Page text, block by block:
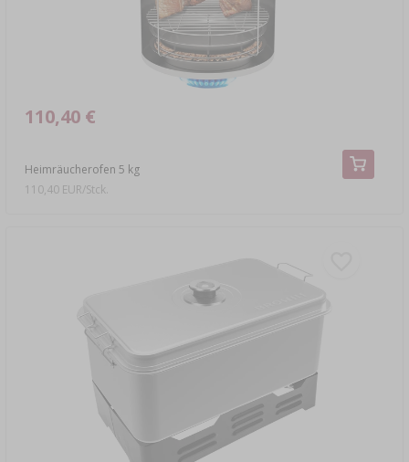
Heimräucherofen 5 kg
110,40 €
110,40 EUR/Stck.